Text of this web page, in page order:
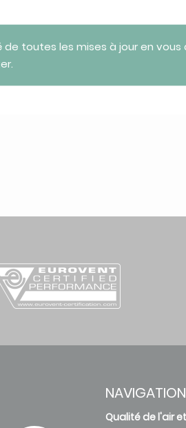
de toutes les mises à jour en vous
NAVIGATION
Qualité de l'air et